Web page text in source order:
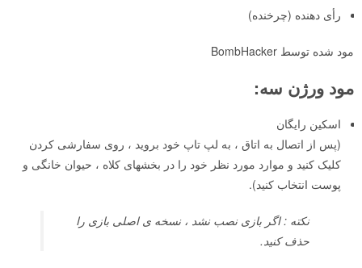
رأی دهنده (چرخنده)
مود شده توسط BombHacker
مود ورژن سه:
اسکین رایگان
(پس از اتصال به اتاق ، به لپ تاپ خود بروید ، روی سفارشی کردن
کلیک کنید و موارد مورد نظر خود را در بخشهای کلاه ، حیوان خانگی و
پوست انتخاب کنید).
نکته : اگر بازی نصب نشد ، نسخه ی اصلی بازی را
حذف کنید.